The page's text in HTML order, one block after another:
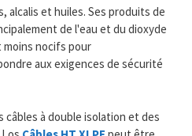
alcalis et huiles. Ses produits de
de l'eau et du dioxyde
moins nocifs pour
aux exigences de sécurité
câbles à double isolation et des